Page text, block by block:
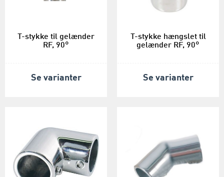
T-stykke til gelænder
RF, 90°
Se varianter
T-stykke hængslet til
gelænder RF, 90°
Se varianter